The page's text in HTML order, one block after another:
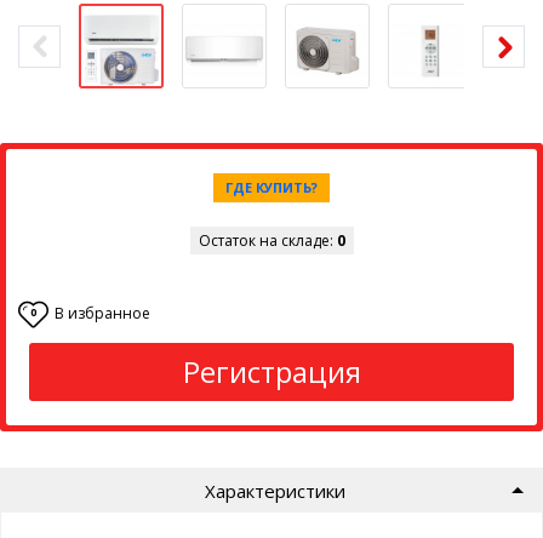
ГДЕ КУПИТЬ?
Остаток на складе: 0
0 В избранное
Регистрация
Характеристики